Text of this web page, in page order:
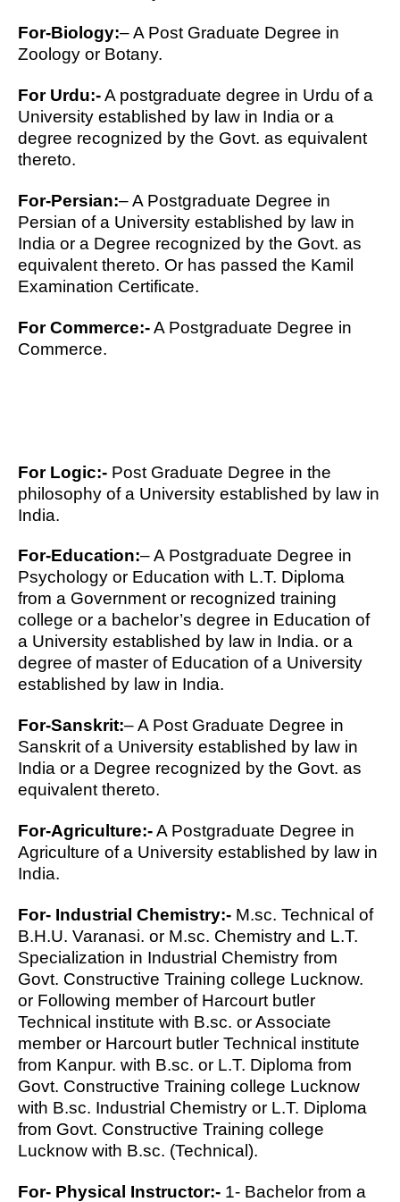
For-Biology:– A Post Graduate Degree in
Zoology or Botany.
For Urdu:-A postgraduate degree in Urdu of a
University established by law in India or a
degree recognized by the Govt. as equivalent
thereto.
For-Persian:– A Postgraduate Degree in
Persian of a University established by law in
India or a Degree recognized by the Govt. as
equivalent thereto. Or has passed the Kamil
Examination Certificate.
For Commerce:-A Postgraduate Degree in
Commerce.
For Logic:- Post Graduate Degree in the
philosophy of a University established by law in
India.
For-Education:– A Postgraduate Degree in
Psychology or Education with L.T. Diploma
from a Government or recognized training
college or a bachelor’s degree in Education of
a University established by law in India. or a
degree of master of Education of a University
established by law in India.
For-Sanskrit:– A Post Graduate Degree in
Sanskrit of a University established by law in
India or a Degree recognized by the Govt. as
equivalent thereto.
For-Agriculture:-A Postgraduate Degree in
Agriculture of a University established by law in
India.
For- Industrial Chemistry:- M.sc. Technical of
B.H.U. Varanasi. or M.sc. Chemistry and L.T.
Specialization in Industrial Chemistry from
Govt. Constructive Training college Lucknow.
or Following member of Harcourt butler
Technical institute with B.sc. or Associate
member or Harcourt butler Technical institute
from Kanpur. with B.sc. or L.T. Diploma from
Govt. Constructive Training college Lucknow
with B.sc. Industrial Chemistry or L.T. Diploma
from Govt. Constructive Training college
Lucknow with B.sc. (Technical).
For- Physical Instructor:- 1- Bachelor from a